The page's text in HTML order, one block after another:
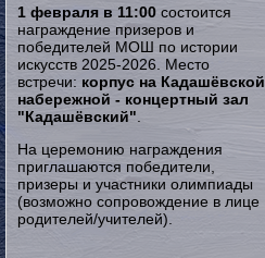
1 февраля в 11:00 состоится
награждение призеров и
победителей МОШ по истории
искусств 2025-2026. Место
встречи: корпус на Кадашёвской
набережной - концертный зал
"Кадашёвский"
На церемонию награждения
приглашаются победители,
призеры и участники олимпиады
(возможно сопровождение в лице
родителей/учителей).